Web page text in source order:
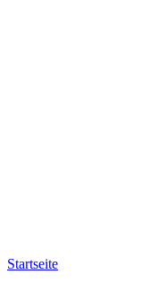
Startseite